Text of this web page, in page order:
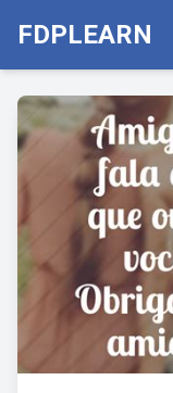
FDPLEARN